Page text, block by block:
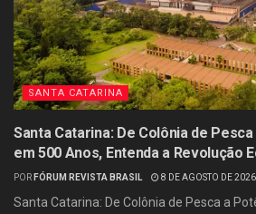
SANTA CATARINA
Santa Catarina: De Colônia de
em 500 Anos, Entenda a Revolução
POR FÓRUM REVISTA BRASIL 8 DE AGOSTO DE 2026
Santa Catarina: De Colônia de Pesca a